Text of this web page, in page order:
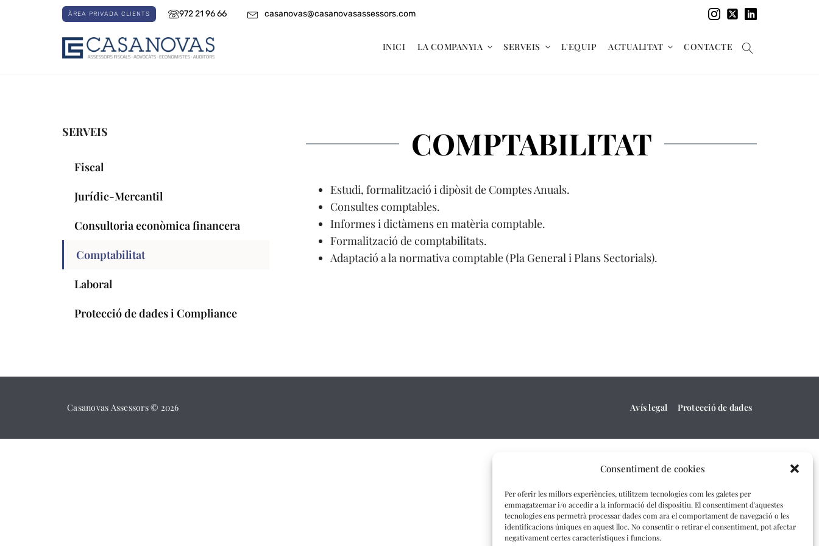
Consentiment de cookies
Per oferir les millors experiències, utilitzem tecnologies com les galetes per
emmagatzemar i/o accedir a la informació del dispositiu. El consentiment d'aquestes
tecnologies ens permetrà processar dades com ara el comportament de navegació o les
identificacions úniques en aquest lloc. No consentir o retirar el consentiment, pot afectar
negativament certes característiques i funcions.
ÀREA PRIVADA CLIENTS 972 21 96 66 casanovas@casanovasassessors.com
INICI LA COMPANYIA SERVEIS L'EQUIP ACTUALITAT CONTACTE
SERVEIS
Fiscal
Jurídic-Mercantil
Consultoria econòmica financera
Comptabilitat
Laboral
Protecció de dades i Compliance
COMPTABILITAT
Estudi, formalització i dipòsit de Comptes Anuals.
Consultes comptables.
Informes i dictàmens en matèria comptable.
Formalització de comptabilitats.
Adaptació a la normativa comptable (Pla General i Plans Sectorials).
Casanovas Assessors © 2026 Avís legal Protecció de dades